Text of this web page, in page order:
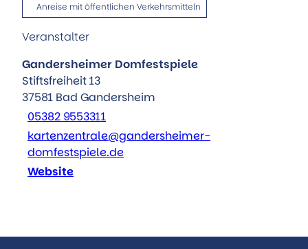
Anreise mit öffentlichen Verkehrsmitteln
Veranstalter
Gandersheimer Domfestspiele
Stiftsfreiheit 13
37581 Bad Gandersheim
05382 9553311
kartenzentrale@gandersheimer-
domfestspiele.de
Website